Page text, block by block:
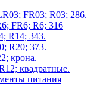
FR03; R03; 286.
FR6; R6; 316
R14; 343.
R20; 373.
крона.
квадратные.
питания